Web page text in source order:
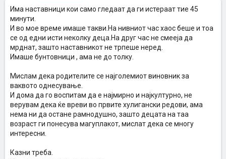
Има наставници кои само гледаат да ги истераат тие 45
минути.
И во мое време имаше такви.На нивниот час хаос беше и тоа
се од едни исти неколку деца.На друг час не смееја да
мрднат, зашто наставникот не трпеше неред.
Имаше бунтовници , ама не до толку.
Мислам дека родителите се најголемиот виновник за
ваквото однесување.
И дома да го воспитам да е најмирно и најкултурно, не
верувам дека ќе вреви во првите хулигански редови, ама
нема ни да остане рамнодушно, зашто децата на таа
возраст ги понесува магуплакот, мислат дека се многу
интересни.
Казни треба.